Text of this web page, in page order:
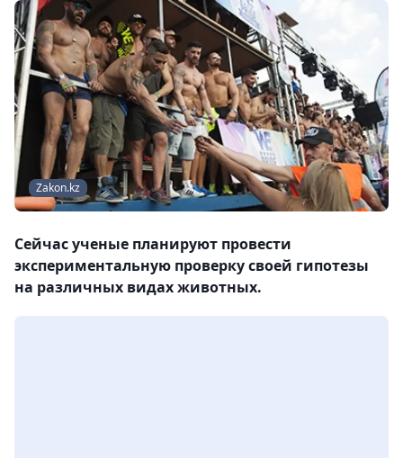
Zakon.kz
Сейчас ученые планируют провести
экспериментальную проверку своей гипотезы
на различных видах животных.